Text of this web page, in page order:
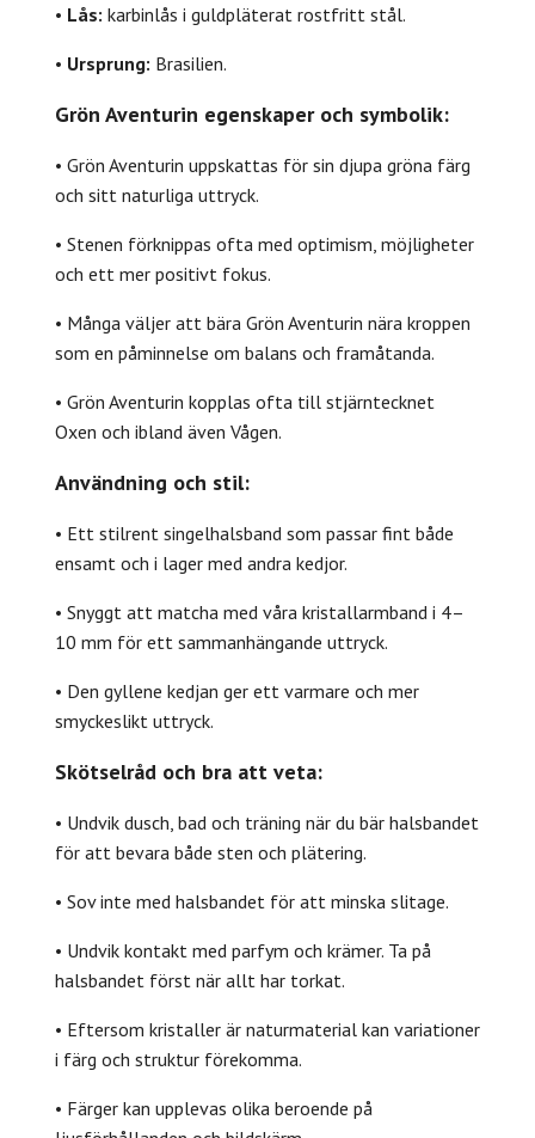
• Lås: karbinlås i guldpläterat rostfritt stål.
• Ursprung: Brasilien.
Grön Aventurin egenskaper och symbolik:
• Grön Aventurin uppskattas för sin djupa gröna färg
och sitt naturliga uttryck.
• Stenen förknippas ofta med optimism, möjligheter
och ett mer positivt fokus.
• Många väljer att bära Grön Aventurin nära kroppen
som en påminnelse om balans och framåtanda.
• Grön Aventurin kopplas ofta till stjärntecknet
Oxen och ibland även Vågen.
Användning och stil:
• Ett stilrent singelhalsband som passar fint både
ensamt och i lager med andra kedjor.
• Snyggt att matcha med våra kristallarmband i 4–
10 mm för ett sammanhängande uttryck.
• Den gyllene kedjan ger ett varmare och mer
smyckeslikt uttryck.
Skötselråd och bra att veta:
• Undvik dusch, bad och träning när du bär halsbandet
för att bevara både sten och plätering.
• Sov inte med halsbandet för att minska slitage.
• Undvik kontakt med parfym och krämer. Ta på
halsbandet först när allt har torkat.
• Eftersom kristaller är naturmaterial kan variationer
i färg och struktur förekomma.
• Färger kan upplevas olika beroende på